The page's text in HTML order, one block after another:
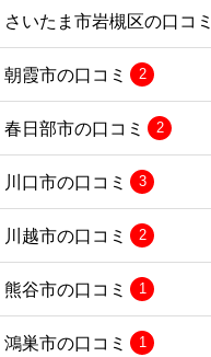
さいたま市岩槻区の口コミ
朝霞市の口コミ 2
春日部市の口コミ 2
川口市の口コミ 3
川越市の口コミ 2
熊谷市の口コミ 1
鴻巣市の口コミ 1